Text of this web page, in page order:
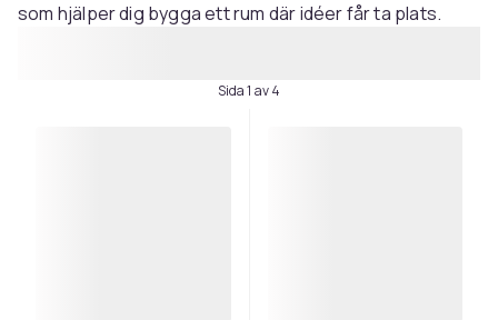
som hjälper dig bygga ett rum där idéer får ta plats.
Sida 1 av 4